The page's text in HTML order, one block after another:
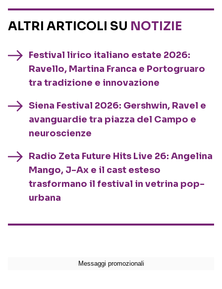
ALTRI ARTICOLI SU NOTIZIE
Festival lirico italiano estate 2026:
Ravello, Martina Franca e Portogruaro
tra tradizione e innovazione
Siena Festival 2026: Gershwin, Ravel e
avanguardie tra piazza del Campo e
neuroscienze
Radio Zeta Future Hits Live 26: Angelina
Mango, J-Ax e il cast esteso
trasformano il festival in vetrina pop-
urbana